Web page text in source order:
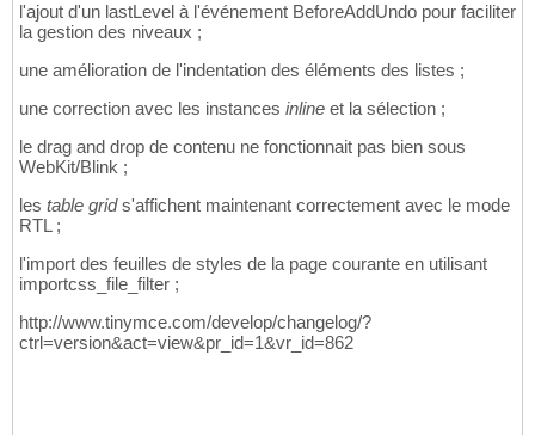
l'ajout d'un lastLevel à l'événement BeforeAddUndo pour faciliter
la gestion des niveaux ;
une amélioration de l'indentation des éléments des listes ;
une correction avec les instances inline et la sélection ;
le drag and drop de contenu ne fonctionnait pas bien sous
WebKit/Blink ;
les table grids'affichent maintenant correctement avec le mode
RTL ;
l'import des feuilles de styles de la page courante en utilisant
importcss_file_filter ;
http://www.tinymce.com/develop/changelog/?
ctrl=version&act=view&pr_id=1&vr_id=862